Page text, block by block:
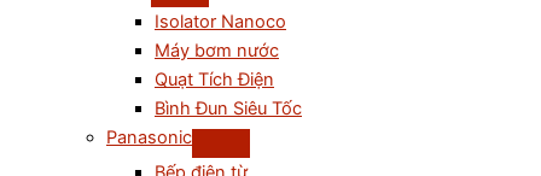
Isolator Nanoco
Máy bơm nước
Quạt Tích Điện
Bình Đun Siêu Tốc
Panasonic